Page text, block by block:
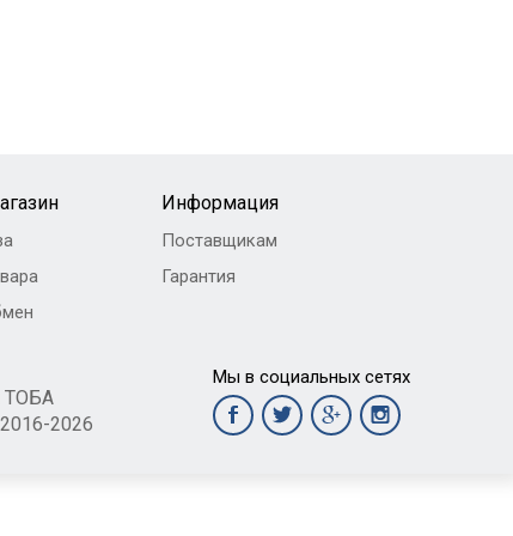
ТОБА
2026
Информация
Поставщикам
Гарантия
Мы в социальных сетях